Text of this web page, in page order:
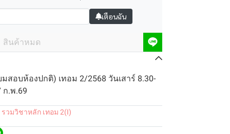
เตือนฉัน
สินค้าหมด
สอบห้องปกติ) เทอม 2/2568 วันเสาร์ 8.30-
ก.พ.69
รวมวิชาหลัก เทอม 2(I)